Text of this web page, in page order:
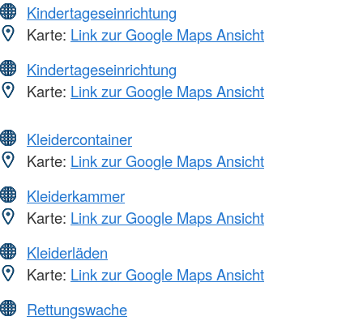
Kindertageseinrichtung
Karte: Link zur Google Maps Ansicht
Kindertageseinrichtung
Karte: Link zur Google Maps Ansicht
Kleidercontainer
Karte: Link zur Google Maps Ansicht
Kleiderkammer
Karte: Link zur Google Maps Ansicht
Kleiderläden
Karte: Link zur Google Maps Ansicht
Rettungswache